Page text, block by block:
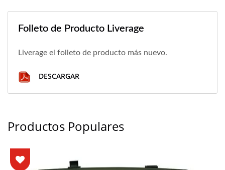
Folleto de Producto Liverage
Liverage el folleto de producto más nuevo.
DESCARGAR
Productos Populares